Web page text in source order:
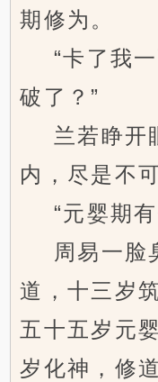
期修为。
“卡了我一
破了？”
兰若睁开
内，尽是不
“元婴期有
周易一脸
道，十三岁
五十五岁元
岁化神，修